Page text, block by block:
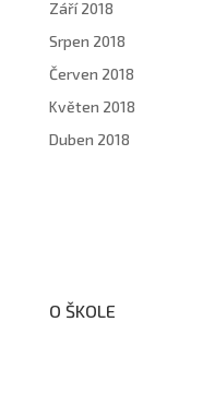
Září 2018
Srpen 2018
Červen 2018
Květen 2018
Duben 2018
O ŠKOLE